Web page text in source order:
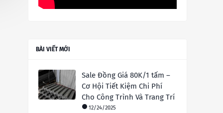
BÀI VIẾT MỚI
Sale Đồng Giá 80K/1 tấm –
Cơ Hội Tiết Kiệm Chi Phí
Cho Công Trình Và Trang Trí
12/24/2025